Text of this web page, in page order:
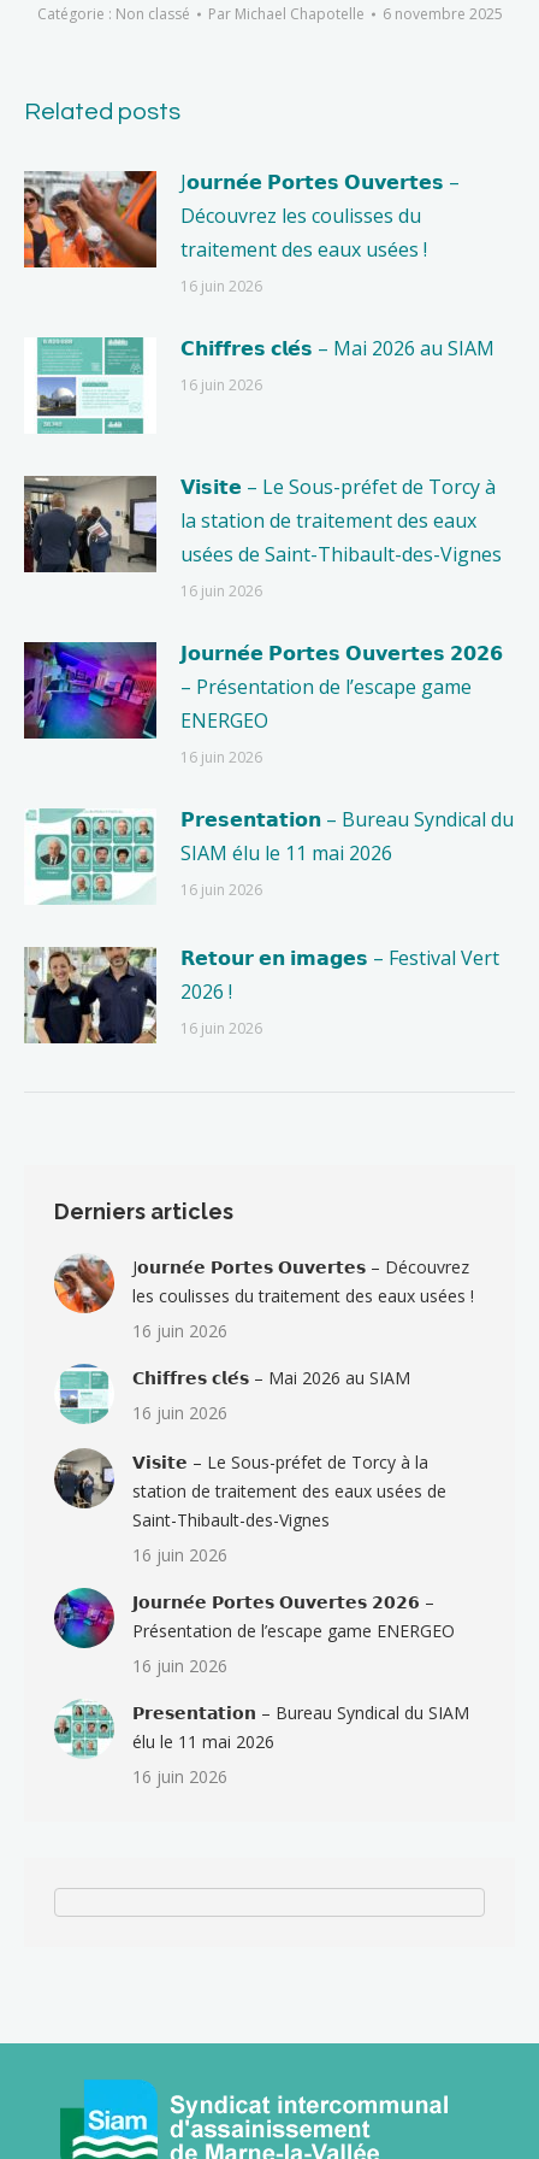
Catégorie : Non classé Par Michael Chapotelle 6 novembre 2025
Related posts
J𝗼𝘂𝗿𝗻𝗲́𝗲 𝗣𝗼𝗿𝘁𝗲𝘀 𝗢𝘂𝘃𝗲𝗿𝘁𝗲𝘀 –
Découvrez les coulisses du
traitement des eaux usées !
16 juin 2026
𝗖𝗵𝗶𝗳𝗳𝗿𝗲𝘀 𝗰𝗹𝗲́𝘀 – Mai 2026 au SIAM
16 juin 2026
𝗩𝗶𝘀𝗶𝘁𝗲 – Le Sous-préfet de Torcy à
la station de traitement des eaux
usées de Saint-Thibault-des-Vignes
16 juin 2026
𝗝𝗼𝘂𝗿𝗻𝗲́𝗲 𝗣𝗼𝗿𝘁𝗲𝘀 𝗢𝘂𝘃𝗲𝗿𝘁𝗲𝘀 𝟮𝟬𝟮𝟲
– Présentation de l’escape game
ENERGEO
16 juin 2026
𝗣𝗿𝗲𝘀𝗲𝗻𝘁𝗮𝘁𝗶𝗼𝗻 – Bureau Syndical du
SIAM élu le 11 mai 2026
16 juin 2026
𝗥𝗲𝘁𝗼𝘂𝗿 𝗲𝗻 𝗶𝗺𝗮𝗴𝗲𝘀 – Festival Vert
2026 !
16 juin 2026
Derniers articles
J𝗼𝘂𝗿𝗻𝗲́𝗲 𝗣𝗼𝗿𝘁𝗲𝘀 𝗢𝘂𝘃𝗲𝗿𝘁𝗲𝘀 – Découvrez
les coulisses du traitement des eaux usées !
16 juin 2026
𝗖𝗵𝗶𝗳𝗳𝗿𝗲𝘀 𝗰𝗹𝗲́𝘀 – Mai 2026 au SIAM
16 juin 2026
𝗩𝗶𝘀𝗶𝘁𝗲 – Le Sous-préfet de Torcy à la
station de traitement des eaux usées de
Saint-Thibault-des-Vignes
16 juin 2026
𝗝𝗼𝘂𝗿𝗻𝗲́𝗲 𝗣𝗼𝗿𝘁𝗲𝘀 𝗢𝘂𝘃𝗲𝗿𝘁𝗲𝘀 𝟮𝟬𝟮𝟲 –
Présentation de l’escape game ENERGEO
16 juin 2026
𝗣𝗿𝗲𝘀𝗲𝗻𝘁𝗮𝘁𝗶𝗼𝗻 – Bureau Syndical du SIAM
élu le 11 mai 2026
16 juin 2026